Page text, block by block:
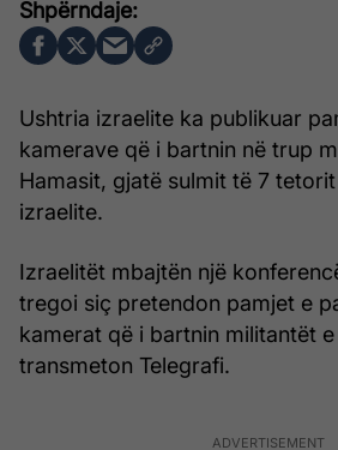
Ushtria izraelite ka publikuar
kamerave që i bartnin në trup
Hamasit, gjatë sulmit të 7
izraelite.
Izraelitët mbajtën një
tregoi siç pretendon pamjet e
kamerat që i bartnin militantët
transmeton Telegrafi.